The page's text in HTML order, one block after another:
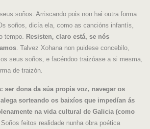
soños. Arriscando pois non hai outra forma
soños, dicía ela, como as cancións infantís,
tempo. Resisten, claro está, se nós
. Talvez Xohana non puidese concebilo,
seus soños, e facéndoo traizóase a si mesma,
de traizón.
ser dona da súa propia voz, navegar os
sorteando os baixíos que impedían ás
na vida cultural de Galicia (como
. Soños feitos realidade nunha obra poética